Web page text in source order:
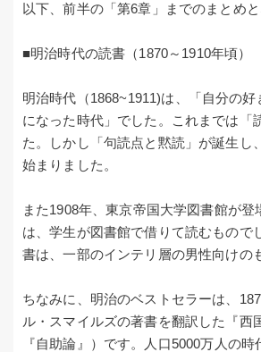
以下、前半の「第6章」までのまとめと
■明治時代の読書（1870～1910年頃）
明治時代（1868~1911)は、「自分の好
になった時代」でした。これまでは「
た。しかし「句読点と黙読」が誕生し
始まりました。
また1908年、東京帝国大学図書館が登
は、学生が図書館で借りて読むもので
書は、一部のインテリ層の男性向けの
ちなみに、明治のベストセラーは、
ル・スマイルズの著書を翻訳した『西
『自助論』）です。人口5000万人の時